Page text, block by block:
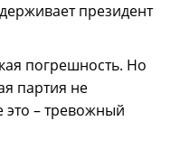
президент
погрешность. Но
партия не
это – тревожный